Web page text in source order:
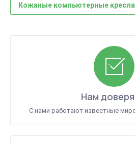
Кожаные компьютерные кресла
Нам
С нами работают известные